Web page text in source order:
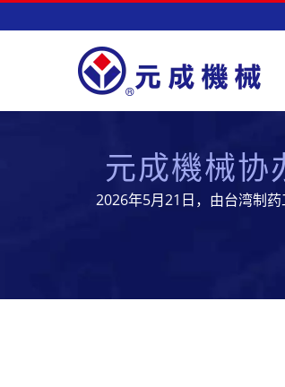
元成機械协
2026年5月21日，由台湾制
专业人士热